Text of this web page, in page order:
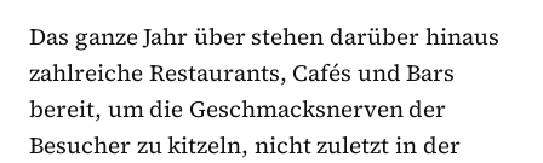
Das ganze Jahr über stehen darüber hinaus
zahlreiche Restaurants, Cafés und Bars
bereit, um die Geschmacksnerven der
Besucher zu kitzeln, nicht zuletzt in der